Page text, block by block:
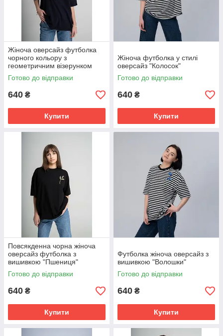
Жіноча оверсайз футболка
чорного кольору з
геометричним візерунком
"Меланія"
Готово до відправки
640 ₴
Купити
Жіноча футболка у стилі
оверсайз "Колосок"
Готово до відправки
640 ₴
Купити
Повсякденна чорна жіноча
оверсайз футболка з
вишивкою "Пшениця"
Готово до відправки
640 ₴
Купити
Футболка жіноча оверсайз з
вишивкою "Волошки"
Готово до відправки
640 ₴
Купити